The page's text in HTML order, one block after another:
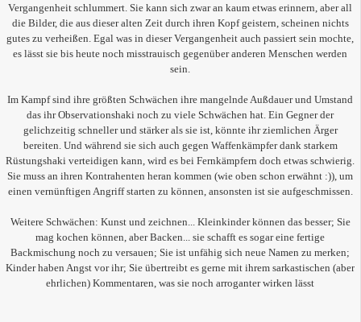
Vergangenheit schlummert. Sie kann sich zwar an kaum etwas erinnern, aber all
die Bilder, die aus dieser alten Zeit durch ihren Kopf geistern, scheinen nichts
gutes zu verheißen. Egal was in dieser Vergangenheit auch passiert sein mochte,
es lässt sie bis heute noch misstrauisch gegenüber anderen Menschen werden
sein.
Im Kampf sind ihre größten Schwächen ihre mangelnde Außdauer und Umstand
das ihr Observationshaki noch zu viele Schwächen hat. Ein Gegner der
gelichzeitig schneller und stärker als sie ist, könnte ihr ziemlichen Ärger
bereiten. Und während sie sich auch gegen Waffenkämpfer dank starkem
Rüstungshaki verteidigen kann, wird es bei Fernkämpfern doch etwas schwierig.
Sie muss an ihren Kontrahenten heran kommen (wie oben schon erwähnt :)), um
einen vernünftigen Angriff starten zu können, ansonsten ist sie aufgeschmissen.
Weitere Schwächen: Kunst und zeichnen... Kleinkinder können das besser; Sie
mag kochen können, aber Backen... sie schafft es sogar eine fertige
Backmischung noch zu versauen; Sie ist unfähig sich neue Namen zu merken;
Kinder haben Angst vor ihr; Sie übertreibt es gerne mit ihrem sarkastischen (aber
ehrlichen) Kommentaren, was sie noch arroganter wirken lässt